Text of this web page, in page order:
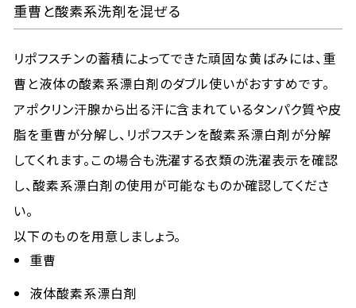
重曹と酸素系洗剤を混ぜる
リポフスチンの蓄積によってできた頑固な黄ばみには、重
曹と液体の酸素系漂白剤のダブル使いがおすすめです。
アポクリン汗腺から出る汗に含まれているタンパク質や皮
脂を重曹が分解し、リポフスチンを酸素系漂白剤が分解
してくれます。この場合も洗濯する衣類の洗濯表示を確認
し、酸素系漂白剤の使用が可能なものか確認してくださ
い。
以下のものを用意しましょう。
重曹
液体酸素系漂白剤